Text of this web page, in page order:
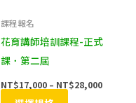
課程報名
花育講師培訓課程-正式
課．第二屆
NT$17,000 – NT$28,000
可
產